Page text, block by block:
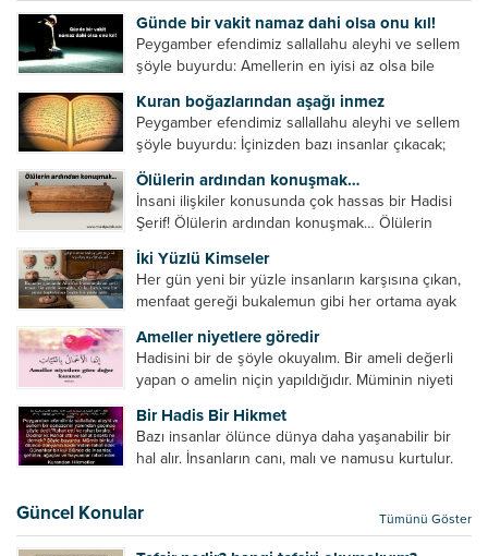
Günde bir vakit namaz dahi olsa onu kıl!
Peygamber efendimiz sallallahu aleyhi ve sellem
şöyle buyurdu: Amellerin en iyisi az olsa bile
bir yere sahiptir. Namaz kul ile Allah arasındaki bir
toplantıdır....
Kuran boğazlarından aşağı inmez
Peygamber efendimiz sallallahu aleyhi ve sellem
şöyle buyurdu: İçinizden bazı insanlar çıkacak;
küçümseyeceksiniz. Onların oruçlarını görünce
kendi oruçlarınızı küçümseyeceksiniz. Onların
amellerini görünce kendi amellerinizi
küçümseyeceksiniz. ...
Ölülerin ardından konuşmak…
İnsani ilişkiler konusunda çok hassas bir Hadisi
Şerif! Ölülerin ardından konuşmak… Ölülerin
küfretmek, sövmek, onların günah ve kusurlarını
zikretmek ölüye zarar vermez, fayda da vermez....
İki Yüzlü Kimseler
Her gün yeni bir yüzle insanların karşısına çıkan,
menfaat gereği bukalemun gibi her ortama ayak
insan grubudur. Müminlerin yanında mümin gibi
duran,...
Ameller niyetlere göredir
Hadisini bir de şöyle okuyalım. Bir ameli değerli
yapan o amelin niçin yapıldığıdır. Müminin niyeti
namazın hiçbir değeri yoktur. Gösteriş için
okunan ezanın hiçbir...
Bir Hadis Bir Hikmet
Bazı insanlar ölünce dünya daha yaşanabilir bir
hal alır. İnsanların canı, malı ve namusu kurtulur.
kurtulur. Ağaçlar onun zulmünden kurtulur....
Güncel Konular Tümünü Göster